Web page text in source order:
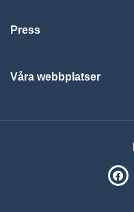
Press
Våra webbplatser